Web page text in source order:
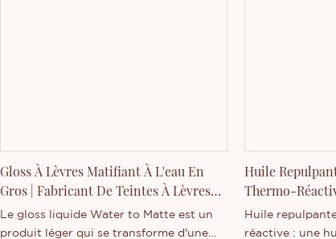
Gloss À Lèvres Matifiant À L'eau En
Gros | Fabricant De Teintes À Lèvres
Longue Tenue Sous Marque Privée
Le gloss liquide Water to Matte est un
produit léger qui se transforme d'une
Huile
Thermo-
Personnalisée
Huile
réactive : une